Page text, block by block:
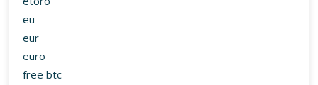
eu
eur
euro
free btc